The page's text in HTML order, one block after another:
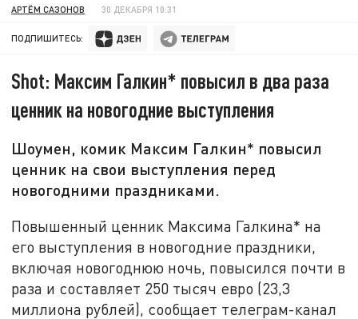
АРТЁМ САЗОНОВ 30 ДЕКАБРЯ 10:31
ПОДПИШИТЕСЬ:
Shot: Максим Галкин* повысил в два раза
ценник на новогодние выступления
Шоумен, комик Максим Галкин* повысил
ценник на свои выступления перед
новогодними праздниками.
Повышенный ценник Максима Галкина* на
его выступления в новогодние праздники,
включая новогоднюю ночь, повысился почти в
раза и составляет 250 тысяч евро (23,3
миллиона рублей), сообщает телеграм-канал